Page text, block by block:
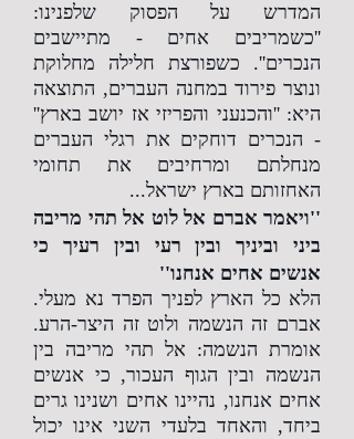
המדרש על הפסוק שלפנינו:
''כשמריבים אחים - מתיישבים
הנכרים''. כשפורצת חלילה מחלוקת
ונוצר פירוד במחנה העברים, התוצאה
היא: ''והכנעני והפריזי אז יושב בארץ''
- הנכרים דוחקים את רגלי העברים
מנחלתם ומרחיבים את תחומי
האחזותם בארץ ישראל...
''ויאמר אברם אל לוט אל תהי מריבה
ביני וביניך ובין רעי ובין רעיך כי
אנשים אחים אנחנו''
הלא כל הארץ לפניך הפרד נא מעלי.
אברם זה הנשמה ולוט זה היצר-הרע.
אומרת הנשמה: אל תהי מריבה בין
הנשמה ובין הגוף העכור, כי אנשים
אחים אנחנו, נהיינו אחים ושנינו גרים
ביחד, והאחד בלעדי השני אינו יכול